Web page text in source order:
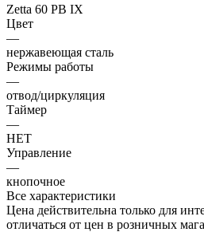
Zetta 60 PB IX
Цвет
—
нержавеющая сталь
Режимы работы
—
отвод/циркуляция
Таймер
—
НЕТ
Управление
—
кнопочное
Все характеристики
Цена действительна только для
отличаться от цен в розничных